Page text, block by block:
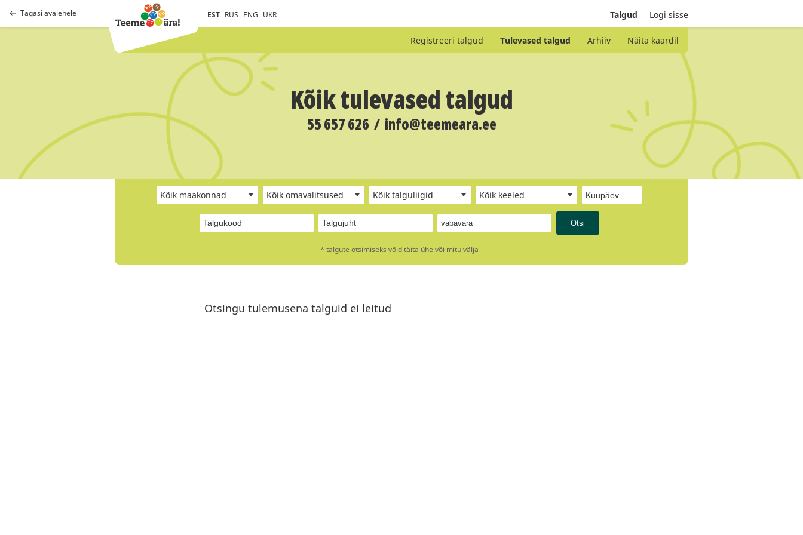
Tagasi avalehele EST RUS ENG UKR Talgud Logi sisse
Registreeri talgud Tulevased talgud Arhiiv Näita kaardil
Kõik tulevased talgud
55 657 626 / info@teemeara.ee
Kõik maakonnad Kõik omavalitsused Kõik talguliigid Kõik keeled
* talgute otsimiseks võid täita ühe või mitu välja
Otsingu tulemusena talguid ei leitud